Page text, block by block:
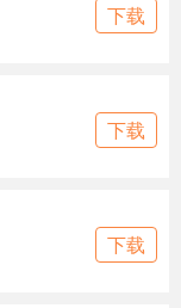
下载
下载
下载